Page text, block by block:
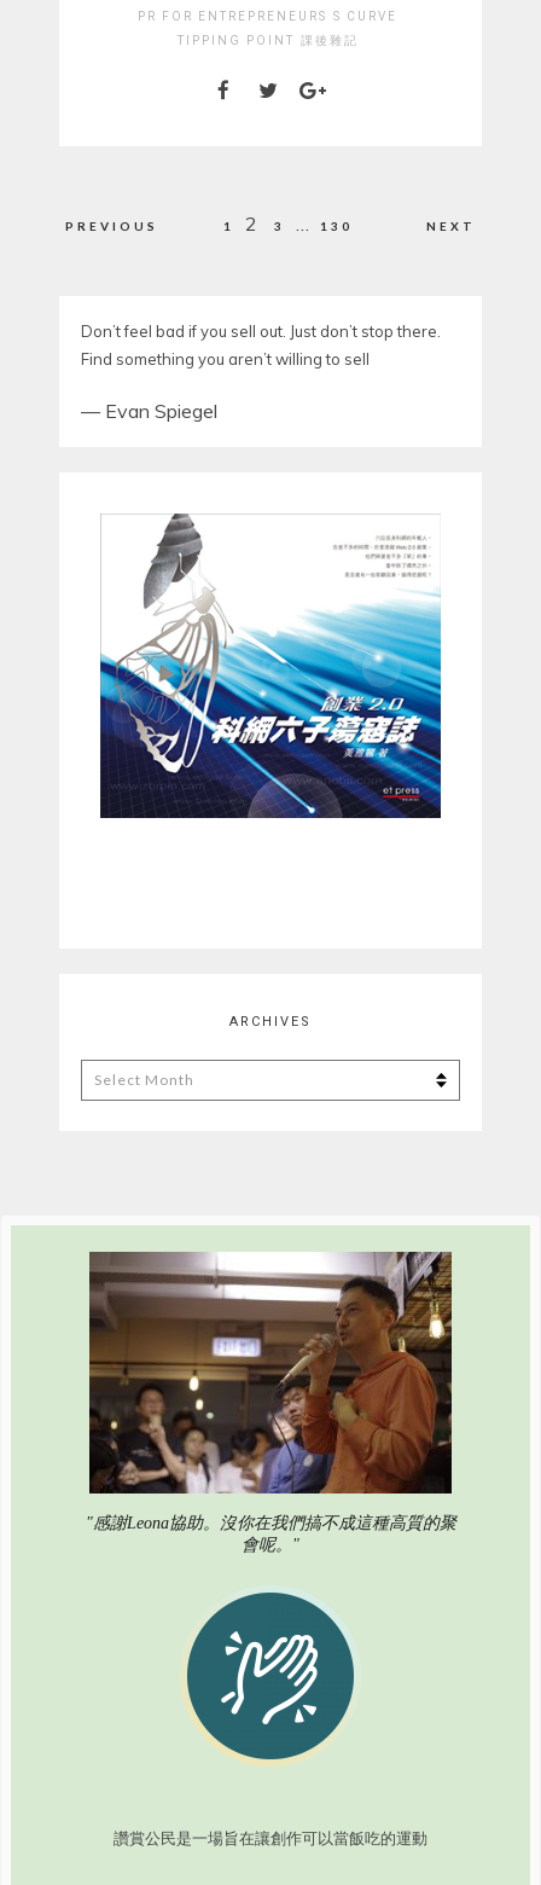
PR FOR ENTREPRENEURS
S CURVE
TIPPING POINT
課後雜記
PREVIOUS
Posts
1 2 3 130 NEXT
Don’t feel bad if you sell out. Just don’t stop there.
Find something you aren’t willing to sell
— Evan Spiegel
ARCHIVES
Archives
"感謝Leona協助。沒你在我們搞不成這種高質的聚
會呢。"
讚賞公民是一場旨在讓創作可以當飯吃的運動